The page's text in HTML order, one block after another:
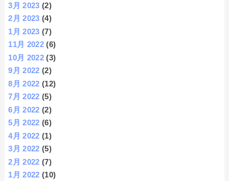
3月 2023 (2)
2月 2023 (4)
1月 2023 (7)
11月 2022 (6)
10月 2022 (3)
9月 2022 (2)
8月 2022 (12)
7月 2022 (5)
6月 2022 (2)
5月 2022 (6)
4月 2022 (1)
3月 2022 (5)
2月 2022 (7)
1月 2022 (10)